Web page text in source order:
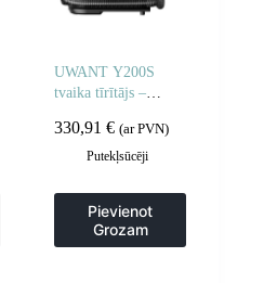
UWANT Y200S
tvaika tīrītājs –
330,91€ (ar PVN)
Putekļsūcēji
Pievienot
Grozam